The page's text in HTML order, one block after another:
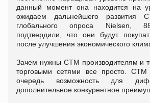
данный момент она находится на
ожидаем дальнейшего развития
глобального опроса Nielsen,
подтвердили, что они будут
после улучшения экономического
Зачем нужны СТМ производителям и
торговыми сетями все просто.
очередь возможность для
дополнительное конкурентное